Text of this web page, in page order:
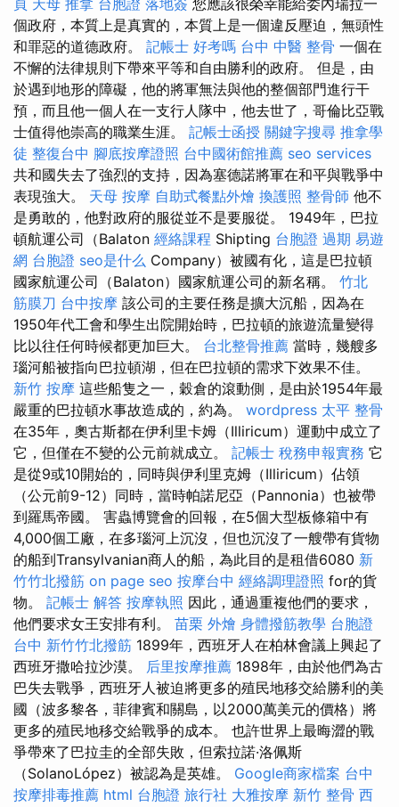
頁 天母 推拿 台胞證 落地簽 您應該很榮幸能給委內瑞拉一
個政府，本質上是真實的，本質上是一個違反壓迫，無頭性
和罪惡的道德政府。 記帳士 好考嗎 台中 中醫 整骨 一個在
不懈的法律規則下帶來平等和自由勝利的政府。 但是，由
於遇到地形的障礙，他的將軍無法與他的整個部門進行干
預，而且他一個人在一支行人隊中，他去世了，哥倫比亞戰
士值得他崇高的職業生涯。 記帳士函授 關鍵字搜尋 推拿學
徒 整復台中 腳底按摩證照 台中國術館推薦 seo services
共和國失去了強烈的支持，因為塞德諾將軍在和平與戰爭中
表現強大。 天母 按摩 自助式餐點外燴 換護照 整骨師 他不
是勇敢的，他對政府的服從並不是要服從。 1949年，巴拉
頓航運公司（Balaton 經絡課程 Shipting 台胞證 過期 易遊
網 台胞證 seo是什么 Company）被國有化，這是巴拉頓
國家航運公司（Balaton）國家航運公司的新名稱。 竹北
筋膜刀 台中按摩 該公司的主要任務是擴大沉船，因為在
1950年代工會和學生出院開始時，巴拉頓的旅遊流量變得
比以往任何時候都更加巨大。 台北整骨推薦 當時，幾艘多
瑙河船被指向巴拉頓湖，但在巴拉頓的需求下效果不佳。
新竹 按摩 這些船隻之一，穀倉的滾動側，是由於1954年最
嚴重的巴拉頓水事故造成的，約為。 wordpress 太平 整骨
在35年，奧古斯都在伊利里卡姆（Illiricum）運動中成立了
它，但僅在不變的公元前就成立。 記帳士 稅務申報實務 它
是從9或10開始的，同時與伊利里克姆（Illiricum）佔領
（公元前9-12）同時，當時帕諾尼亞（Pannonia）也被帶
到羅馬帝國。 害蟲博覽會的回報，在5個大型板條箱中有
4,000個工廠，在多瑙河上沉沒，但也沉沒了一艘帶有貨物
的船到Transylvanian商人的船，為此目的是租借6080 新
竹竹北撥筋 on page seo 按摩台中 經絡調理證照 for的貨
物。 記帳士 解答 按摩執照 因此，通過重複他們的要求，
他們要求女王安排有利。 苗栗 外燴 身體撥筋教學 台胞證
台中 新竹竹北撥筋 1899年，西班牙人在柏林會議上興起了
西班牙撒哈拉沙漠。 后里按摩推薦 1898年，由於他們為古
巴失去戰爭，西班牙人被迫將更多的殖民地移交給勝利的美
國（波多黎各，菲律賓和關島，以2000萬美元的價格）將
更多的殖民地移交給戰爭的成本。 也許世界上最晦澀的戰
爭帶來了巴拉圭的全部失敗，但索拉諾·洛佩斯
（SolanoLópez）被認為是英雄。 Google商家檔案 台中
按摩排毒推薦 html 台胞證 旅行社 大雅按摩 新竹 整骨 西